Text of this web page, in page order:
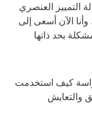
التمييز العنصري
الآن أسعى إلى
بحد ذاتها
كيف استخدمت
والتعايش